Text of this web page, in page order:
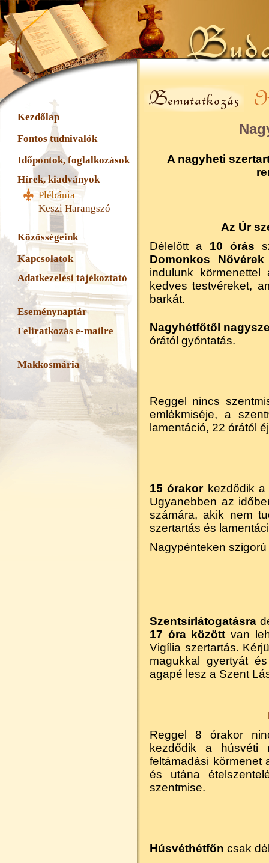
Kezdőlap
Fontos tudnivalók
Időpontok, foglalkozások
Hírek, kiadványok
Plébánia
Keszi Harangszó
Közösségeink
Kapcsolatok
Adatkezelési tájékoztató
Eseménynaptár
Feliratkozás e-mailre
Makkosmária
A nagyheti
Az Úr
Délelőtt a 10 órás
Domonkos
indulunk
kedves testvéreket,
barkát.
Nagyhétfőtől
órától gyóntatás.
Reggel nincs
emlékmiséje, a
lamentáció, 22 órától
15 órakorkezdődik
Ugyanebben az
számára, akik nem
szertartás és
Nagypénteken
Szentsírlátogatásra
17 óra között van
Vigília szertartás.
magukkal gyertyát
agapé lesz a Szent
Reggel 8 órakor
kezdődik a húsvéti
feltámadási körmenet
és utána
szentmise.
Húsvéthétfőn csak